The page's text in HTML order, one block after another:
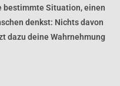
bestimmte Situation, einen
denkst: Nichts davon
dazu deine Wahrnehmung